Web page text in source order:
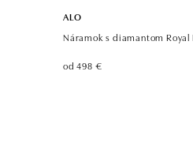
ALO
Náramok s diamantom Royal
od 498 €